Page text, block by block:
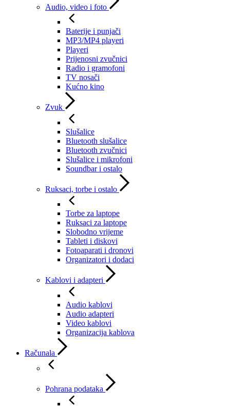
Audio, video i foto
Baterije i punjači
MP3/MP4 playeri
Playeri
Prijenosni zvučnici
Radio i gramofoni
TV nosači
Kućno kino
Zvuk
Slušalice
Bluetooth slušalice
Bluetooth zvučnici
Slušalice i mikrofoni
Soundbar i ostalo
Ruksaci, torbe i ostalo
Torbe za laptope
Ruksaci za laptope
Slobodno vrijeme
Tableti i diskovi
Fotoaparati i dronovi
Organizatori i dodaci
Kablovi i adapteri
Audio kablovi
Audio adapteri
Video kablovi
Organizacija kablova
Računala
Pohrana podataka